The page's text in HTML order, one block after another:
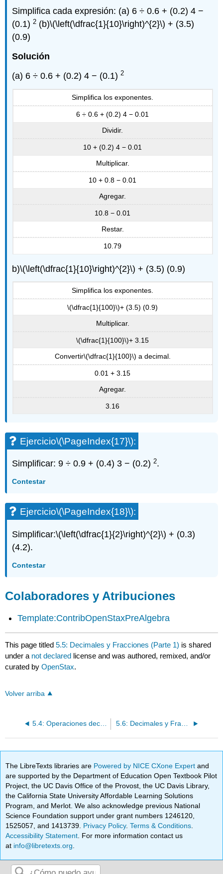
Simplifica cada expresión: (a) 6 ÷ 0.6 + (0.2) 4 −
(0.1)2 (b)\(\left(\dfrac{1}{10}\right)^{2}\) + (3.5)
(0.9)
Solución
(a) 6 ÷ 0.6 + (0.2) 4 − (0.1)2
Simplifica los exponentes.
6 ÷ 0.6 + (0.2) 4 − 0.01
Dividir.
10 + (0.2) 4 − 0.01
Multiplicar.
10 + 0.8 − 0.01
Agregar.
10.8 − 0.01
Restar.
10.79
b)\(\left(\dfrac{1}{10}\right)^{2}\) + (3.5) (0.9)
Simplifica los exponentes.
\(\dfrac{1}{100}\)+ (3.5) (0.9)
Multiplicar.
\(\dfrac{1}{100}\)+ 3.15
Convertir\(\dfrac{1}{100}\) a decimal.
0.01 + 3.15
Agregar.
3.16
Ejercicio\(\PageIndex{17}\):
Simplificar: 9 ÷ 0.9 + (0.4) 3 − (0.2)2.
Contestar
Ejercicio\(\PageIndex{18}\):
Simplificar:\(\left(\dfrac{1}{2}\right)^{2}\) + (0.3)
(4.2).
Contestar
Colaboradores y Atribuciones
Template:ContribOpenStaxPreAlgebra
This page titled5.5: Decimales y Fracciones (Parte 1) is shared
under a not declared license and was authored, remixed, and/or
curated byOpenStax.
Volver arriba
5.4: Operaciones decimales (Parte 2) 5.6: Decimales y Fracciones (Parte 2)
The LibreTexts libraries are Powered by NICE CXone Expertand
are supported by the Department of Education Open Textbook Pilot
Project, the UC Davis Office of the Provost, the UC Davis Library,
the California State University Affordable Learning Solutions
Program, and Merlot. We also acknowledge previous National
Science Foundation support under grant numbers 1246120,
1525057, and 1413739. Privacy Policy.Terms & Conditions
Accessibility Statement . For more information contact us
at info@libretexts.org